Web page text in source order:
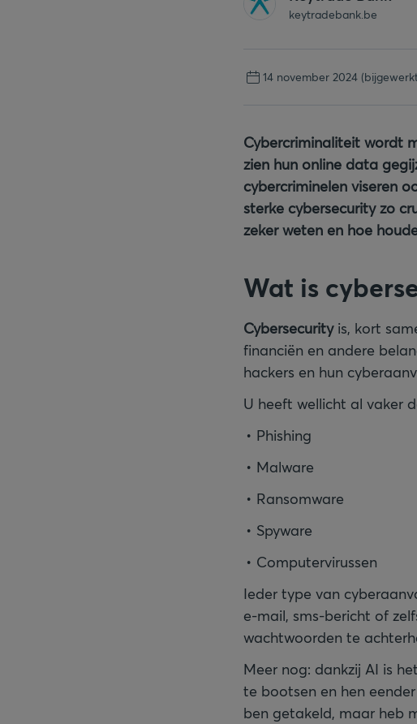
keytradebank.be
14 november 2024
Cybercriminaliteit wordt
zien hun online data
cybercriminelen viseren
sterke cybersecurity zo
zeker weten en hoe
Wat is
Cybersecurityis, kort
financiën en andere
hackers en hun
U heeft wellicht al vaker
Phishing
Malware
Ransomware
Spyware
Computervirussen
Ieder type van
e-mail, sms-bericht of
wachtwoorden te
Meer nog: dankzij AI is
te bootsen en hen
ben getakeld, maar heb